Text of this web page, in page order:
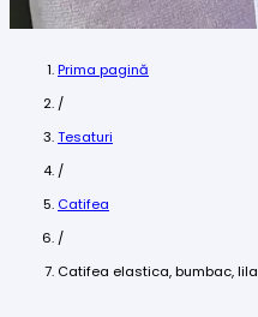
Prima pagină
/
Tesaturi
/
Catifea
/
Catifea elastica, bumbac, lila